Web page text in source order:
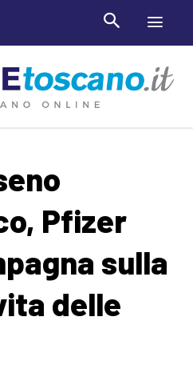
Pfizer
sulla
delle